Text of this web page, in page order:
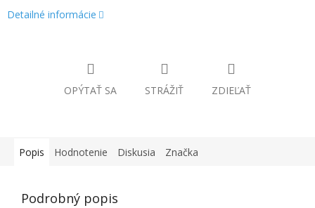
Detailné informácie
OPÝTAŤ SA STRÁŽIŤ ZDIEĽAŤ
Popis Hodnotenie Diskusia Značka
Podrobný popis